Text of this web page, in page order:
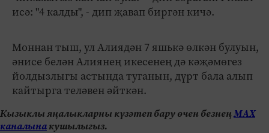
исә: "4 калды", - дип җавап биргән кичә.
Моннан тыш, ул Алиядән 7 яшькә өлкән булуын,
әнисе белән Алиянең икесенең дә кәҗәмөгез
йолдызлыгы астында туганын, дүрт бала алып
кайтырга теләвен әйткән.
Кызыклы яңалыкларны күзәтеп бару өчен безнеңМАХ
каналынакушылыгыз.